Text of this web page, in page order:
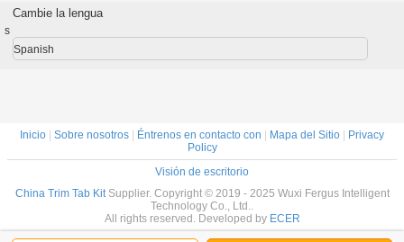
for
tab kit
Harnesses and
Mounting
Hardware
Actuator
Cambie la lengua
s
Spanish
Inicio | Sobre nosotros | Éntrenos en contacto con | Mapa del Sitio | Privacy
Policy
Visión de escritorio
China Trim Tab KitSupplier. Copyright © 2019 - 2025 Wuxi Fergus Intelligent
Technology Co., Ltd..
All rights reserved. Developed by ECER